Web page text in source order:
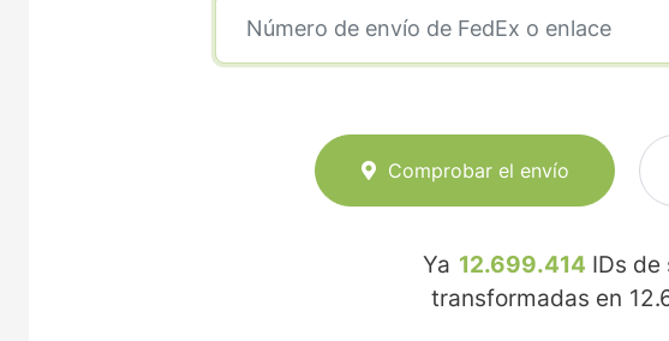
Comprobar el envío
Ya 12.699.414 IDs de
transformadas en